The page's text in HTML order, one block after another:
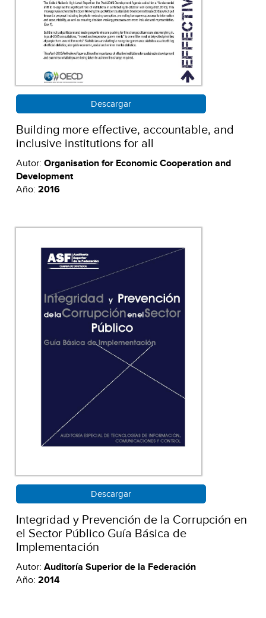
Descargar
Building more effective, accountable, and
inclusive institutions for all
Autor: Organisation for Economic Cooperation and
Development
Año: 2016
Descargar
Integridad y Prevención de la Corrupción en
el Sector Público Guía Básica de
Implementación
Autor: Auditoría Superior de la Federación
Año: 2014